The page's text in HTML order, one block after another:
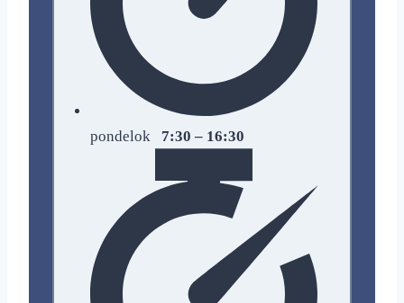
pondelok 7:30 – 16:30